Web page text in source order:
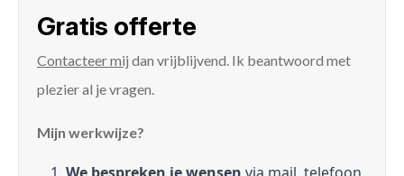
Gratis offerte
Contacteer mij dan vrijblijvend. Ik beantwoord met
plezier al je vragen.
Mijn werkwijze?